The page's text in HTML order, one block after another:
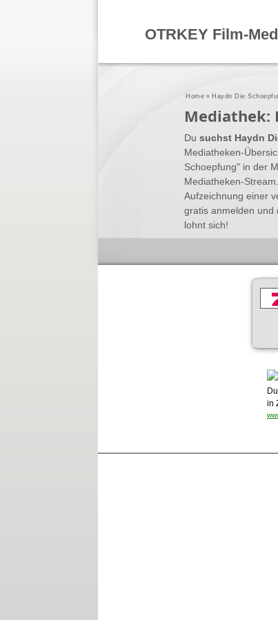
Mediathek:
Du suchst Haydn
Mediatheken-
Schoepfung" in der
Mediatheken-
Aufzeichnung einer
gratis anmelden und
lohnt sich!
in
Home » Haydn Die
OTRKEY Film-